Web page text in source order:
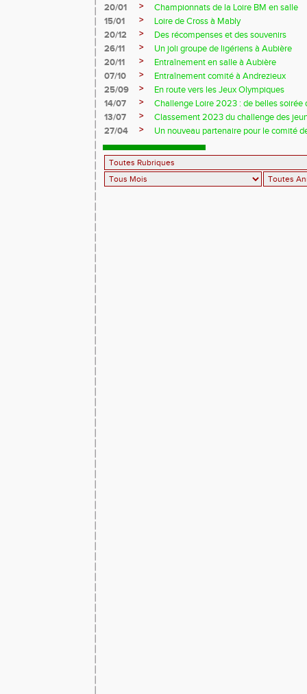
20/01
>
Championnats de la Loire BM en salle
15/01
>
Loire de Cross à Mably
20/12
>
Des récompenses et des souvenirs
26/11
>
Un joli groupe de ligériens à Aubière
20/11
>
Entraînement en salle à Aubière
07/10
>
Entraînement comité à Andrezieux
25/09
>
En route vers les Jeux Olympiques
14/07
>
Challenge Loire 2023 : de belles soirée
13/07
>
Classement 2023 du challenge des
27/04
> Un nouveau partenaire pour le comité